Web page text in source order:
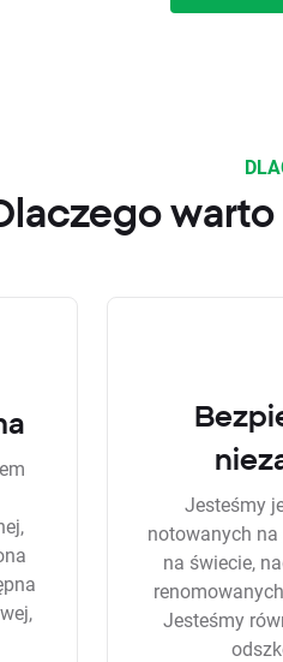
Jesteśmy
notowanych na
na świecie,
Jesteśmy